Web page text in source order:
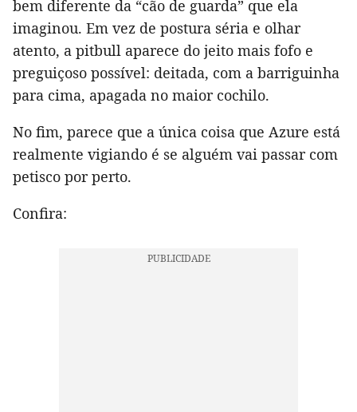
bem diferente da “cão de guarda” que ela
imaginou. Em vez de postura séria e olhar
atento, a pitbull aparece do jeito mais fofo e
preguiçoso possível: deitada, com a barriguinha
para cima, apagada no maior cochilo.
No fim, parece que a única coisa que Azure está
realmente vigiando é se alguém vai passar com
petisco por perto.
Confira: